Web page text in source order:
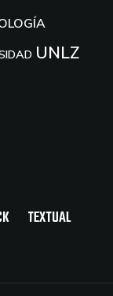
UNLZ
TEXTUAL